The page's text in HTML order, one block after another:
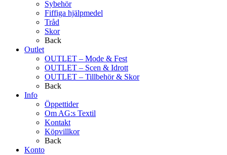
Sybehör
Fiffiga hjälpmedel
Tråd
Skor
Back
Outlet
OUTLET – Mode & Fest
OUTLET – Scen & Idrott
OUTLET – Tillbehör & Skor
Back
Info
Öppettider
Om AG:s Textil
Kontakt
Köpvillkor
Back
Konto